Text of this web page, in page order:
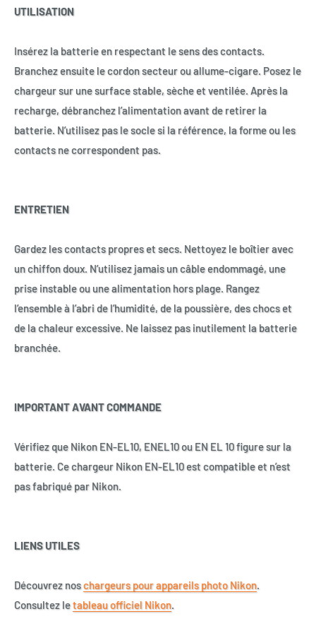
UTILISATION
Insérez la batterie en respectant le sens des contacts.
Branchez ensuite le cordon secteur ou allume-cigare. Posez le
chargeur sur une surface stable, sèche et ventilée. Après la
recharge, débranchez l’alimentation avant de retirer la
batterie. N’utilisez pas le socle si la référence, la forme ou les
contacts ne correspondent pas.
ENTRETIEN
Gardez les contacts propres et secs. Nettoyez le boîtier avec
un chiffon doux. N’utilisez jamais un câble endommagé, une
prise instable ou une alimentation hors plage. Rangez
l’ensemble à l’abri de l’humidité, de la poussière, des chocs et
de la chaleur excessive. Ne laissez pas inutilement la batterie
branchée.
IMPORTANT AVANT COMMANDE
Vérifiez que Nikon EN-EL10, ENEL10 ou EN EL 10 figure sur la
batterie. Ce chargeur Nikon EN-EL10 est compatible et n’est
pas fabriqué par Nikon.
LIENS UTILES
Découvrez noschargeurs pour appareils photo Nikon.
Consultez letableau officiel Nikon.